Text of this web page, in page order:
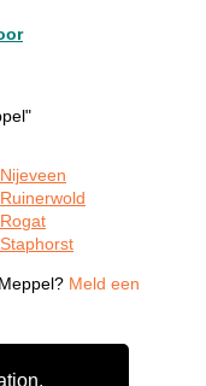
Meld een